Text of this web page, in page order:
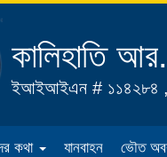
কালিহাতি
ইআইআইএন # ১১৪২৮৪
কথা যানবাহন ভৌত